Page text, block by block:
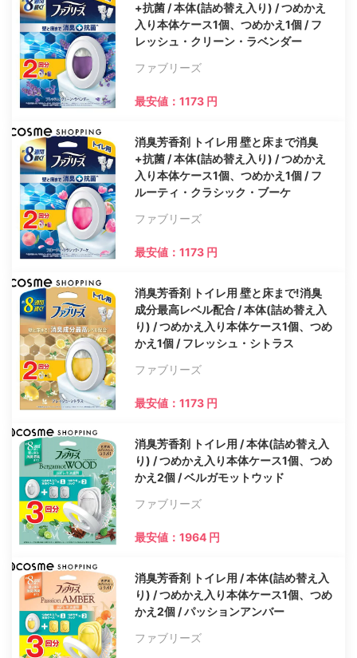
+抗菌 / 本体(詰め替え入り) / つめかえ
入り本体ケース1個、つめかえ1個 / フ
レッシュ・クリーン・ラベンダー
ファブリーズ
最安値：1173 円
消臭芳香剤 トイレ用 壁と床まで消臭
+抗菌 / 本体(詰め替え入り) / つめかえ
入り本体ケース1個、つめかえ1個 / フ
ルーティ・クラシック・ブーケ
ファブリーズ
最安値：1173 円
消臭芳香剤 トイレ用 壁と床まで!消臭
成分最高レベル配合 / 本体(詰め替え入
り) / つめかえ入り本体ケース1個、つめ
かえ1個 / フレッシュ・シトラス
ファブリーズ
最安値：1173 円
消臭芳香剤 トイレ用 / 本体(詰め替え入
り) / つめかえ入り本体ケース1個、つめ
かえ2個 / ベルガモットウッド
ファブリーズ
最安値：1964 円
消臭芳香剤 トイレ用 / 本体(詰め替え入
り) / つめかえ入り本体ケース1個、つめ
かえ2個 / パッションアンバー
ファブリーズ